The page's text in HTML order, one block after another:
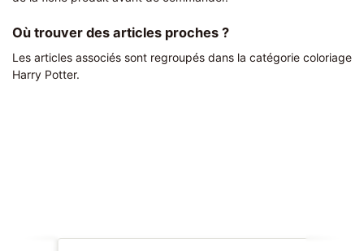
Où trouver des articles proches ?
Les articles associés sont regroupés dans la catégorie coloriage
Harry Potter.